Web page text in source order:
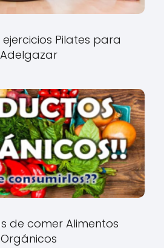
ejercicios Pilates para
Adelgazar
de comer Alimentos
Orgánicos